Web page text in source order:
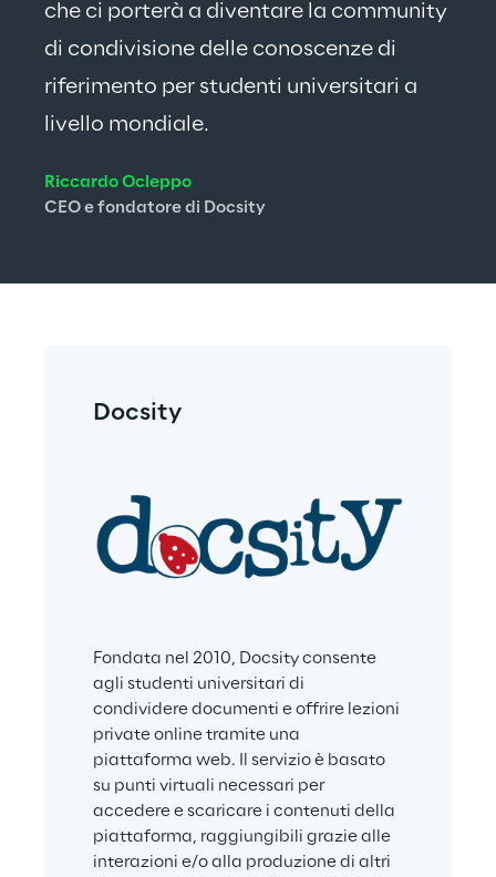
che ci porterà a diventare la community
di condivisione delle conoscenze di
riferimento per studenti universitari a
livello mondiale.
Riccardo Ocleppo
CEO e fondatore di Docsity
Docsity
Fondata nel 2010, Docsity consente
agli studenti universitari di
condividere documenti e offrire lezioni
private online tramite una
piattaforma web. Il servizio è basato
su punti virtuali necessari per
accedere e scaricare i contenuti della
piattaforma, raggiungibili grazie alle
interazioni e/o alla produzione di altri